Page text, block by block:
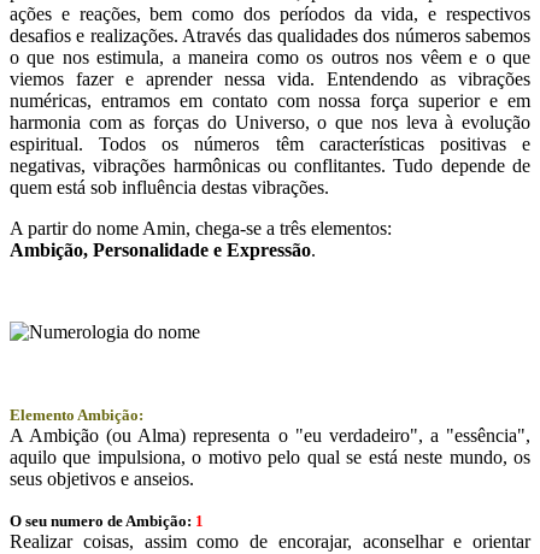
ações e reações, bem como dos períodos da vida, e respectivos
desafios e realizações. Através das qualidades dos números sabemos
o que nos estimula, a maneira como os outros nos vêem e o que
viemos fazer e aprender nessa vida. Entendendo as vibrações
numéricas, entramos em contato com nossa força superior e em
harmonia com as forças do Universo, o que nos leva à evolução
espiritual. Todos os números têm características positivas e
negativas, vibrações harmônicas ou conflitantes. Tudo depende de
quem está sob influência destas vibrações.
A partir do nome Amin, chega-se a três elementos:
Ambição, Personalidade e Expressão.
Elemento Ambição:
A Ambição (ou Alma) representa o "eu verdadeiro", a "essência",
aquilo que impulsiona, o motivo pelo qual se está neste mundo, os
seus objetivos e anseios.
O seu numero de Ambição: 1
Realizar coisas, assim como de encorajar, aconselhar e orientar